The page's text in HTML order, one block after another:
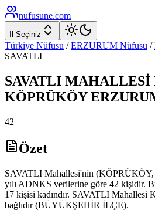
nufusune.com
İl Seçiniz
Türkiye Nüfusu / ERZURUM Nüfusu /
SAVATLI
SAVATLI MAHALLESİ
KÖPRÜKÖY
42
Özet
SAVATLI Mahallesi'nin
yılı ADNKS verilerine göre 42 kişidir.
17 kişisi kadındır. SAVATLI Mahallesi
bağlıdır (BÜYÜKŞEHİR İLÇE).